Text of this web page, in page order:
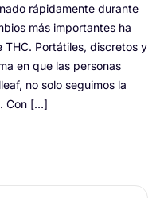
rápidamente durante
más importantes ha
THC. Portátiles, discretos y
en que las personas
no solo seguimos la
Con […]